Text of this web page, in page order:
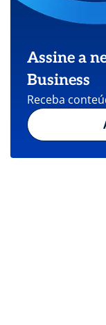
Assine a
Business
Receba